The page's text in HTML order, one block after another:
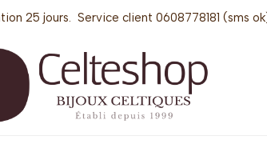
25 jours. Service client 0608778181 (sms